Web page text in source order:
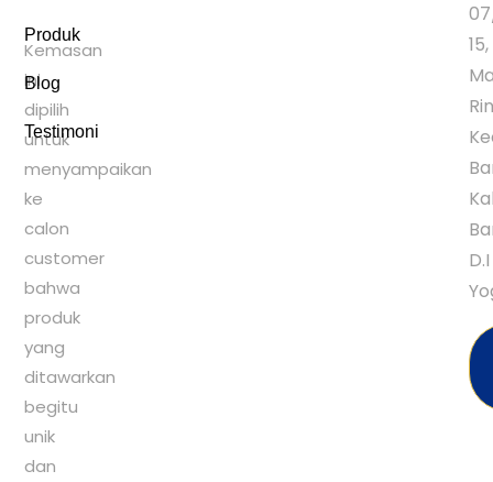
Kemasan
ini
dipilih
untuk
menyampaikan
ke
calon
customer
bahwa
produk
yang
ditawarkan
begitu
unik
dan
Produk
Blog
Testimoni
15,
D.I